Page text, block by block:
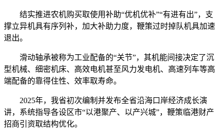
结实推进农机购买取使用补助“优机优补”“有进有出”，支
撑立异机具有序列补，加大补助力度，鞭策过时掉队机具加速
退出。
滑动轴承被称为工业配备的“关节”，其机能间接决定了沉
型机械、细密机床、高效电机甚至风力发电机、高速列车等高
端配备的靠得住性、效率取寿命。
2025年，我省初次编制并发布全省沿海口岸经济成长演
讲，系统指导各设区市“以港聚产、以产兴城”，鞭策临港财产
招商引资取结构优化。